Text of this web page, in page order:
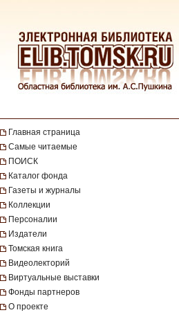
Главная страница
Самые читаемые
ПОИСК
Каталог фонда
Газеты и журналы
Коллекции
Персоналии
Издатели
Томская книга
Видеолекторий
Виртуальные выставки
Фонды партнеров
О проекте